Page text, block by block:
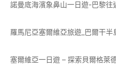
諾曼底海濱象鼻山一日遊-巴黎往
羅馬尼亞塞爾維亞旅遊_巴爾干
塞爾維亞一日遊 – 探索貝爾格萊